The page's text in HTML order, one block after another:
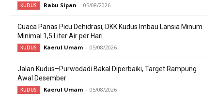
KUDUS Rabu Sipan - 05/08/2026
Cuaca Panas Picu Dehidrasi, DKK Kudus Imbau Lansia Minum
Minimal 1,5 Liter Air per Hari
KUDUS Kaerul Umam - 05/08/2026
Jalan Kudus–Purwodadi Bakal Diperbaiki, Target Rampung
Awal Desember
KUDUS Kaerul Umam - 05/08/2026